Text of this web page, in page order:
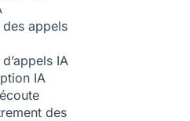
appels
IA
IA
des